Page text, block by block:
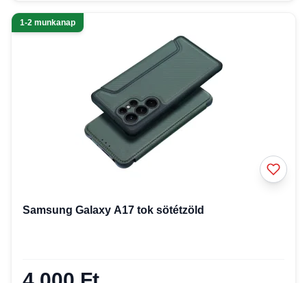
1-2 munkanap
Samsung Galaxy A17 tok sötétzöld